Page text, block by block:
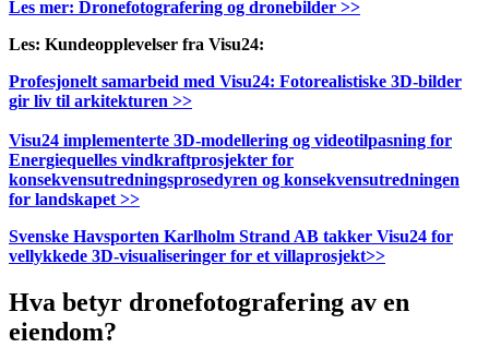
Les mer: Dronefotografering og dronebilder >>
Les: Kundeopplevelser fra Visu24:
Profesjonelt samarbeid med Visu24: Fotorealistiske 3D-bilder
gir liv til arkitekturen >>
Visu24 implementerte 3D-modellering og videotilpasning for
Energiequelles vindkraftprosjekter for
konsekvensutredningsprosedyren og konsekvensutredningen
for landskapet >>
Svenske Havsporten Karlholm Strand AB takker Visu24 for
vellykkede 3D-visualiseringer for et villaprosjekt>>
Hva betyr dronefotografering av en
eiendom?